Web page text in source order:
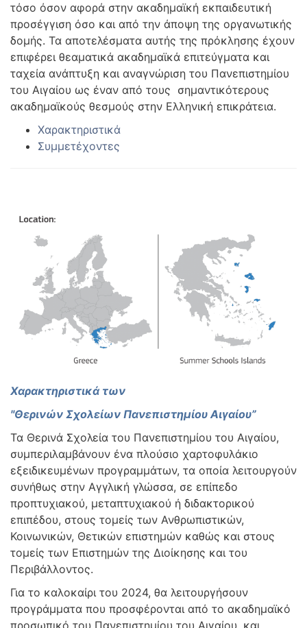
τόσο όσον αφορά στην ακαδημαϊκή εκπαιδευτική
προσέγγιση όσο και από την άποψη της οργανωτικής
δομής. Τα αποτελέσματα αυτής της πρόκλησης έχουν
επιφέρει θεαματικά ακαδημαϊκά επιτεύγματα και
ταχεία ανάπτυξη και αναγνώριση του Πανεπιστημίου
του Αιγαίου ως έναν από τους σημαντικότερους
ακαδημαϊκούς θεσμούς στην Ελληνική επικράτεια.
Χαρακτηριστικά
Συμμετέχοντες
Χαρακτηριστικά των
"Θερινών Σχολείων Πανεπιστημίου Αιγαίου”
Τα Θερινά Σχολεία του Πανεπιστημίου του Αιγαίου,
συμπεριλαμβάνουν ένα πλούσιο χαρτοφυλάκιο
εξειδικευμένων προγραμμάτων, τα οποία λειτουργούν
συνήθως στην Αγγλική γλώσσα, σε επίπεδο
προπτυχιακού, μεταπτυχιακού ή διδακτορικού
επιπέδου, στους τομείς των Ανθρωπιστικών,
Κοινωνικών, Θετικών επιστημών καθώς και στους
τομείς των Επιστημών της Διοίκησης και του
Περιβάλλοντος.
Για το καλοκαίρι του 2024, θα λειτουργήσουν
προγράμματα που προσφέρονται από το ακαδημαϊκό
προσωπικό του Πανεπιστημίου του Αιγαίου, και